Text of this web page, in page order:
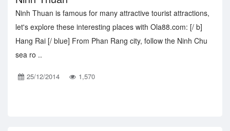
Ninh Thuan is famous for many attractive tourist attractions,
let's explore these interesting places with Ola88.com: [/ b]
Hang Rai [/ blue] From Phan Rang city, follow the Ninh Chu
sea ro ..
25/12/2014 1,570